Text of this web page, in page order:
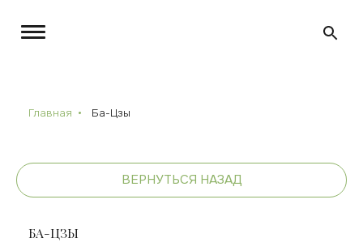
Главная Ба-Цзы
ВЕРНУТЬСЯ НАЗАД
БА-ЦЗЫ